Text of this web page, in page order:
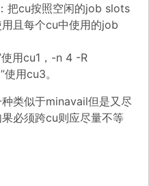
把cu按照空闲的job slots
且每个cu中使用的job
用cu1，-n 4 -R
用cu3。
类似于minavail但是又尽
必须跨cu则应尽量不等